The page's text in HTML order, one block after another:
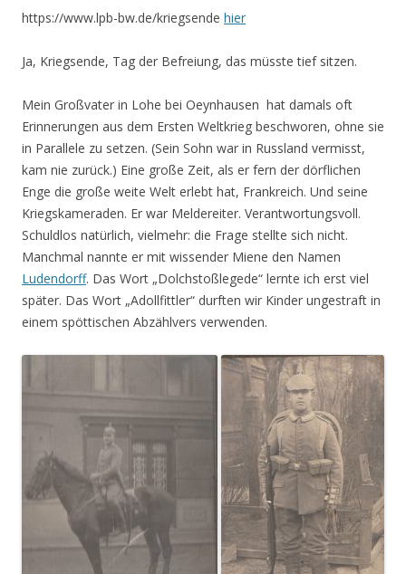
https://www.lpb-bw.de/kriegsende hier
Ja, Kriegsende, Tag der Befreiung, das müsste tief sitzen.
Mein Großvater in Lohe bei Oeynhausen hat damals oft
Erinnerungen aus dem Ersten Weltkrieg beschworen, ohne sie
in Parallele zu setzen. (Sein Sohn war in Russland vermisst,
kam nie zurück.) Eine große Zeit, als er fern der dörflichen
Enge die große weite Welt erlebt hat, Frankreich. Und seine
Kriegskameraden. Er war Meldereiter. Verantwortungsvoll.
Schuldlos natürlich, vielmehr: die Frage stellte sich nicht.
Manchmal nannte er mit wissender Miene den Namen
Ludendorff. Das Wort „Dolchstoßlegede“ lernte ich erst viel
später. Das Wort „Adollfittler“ durften wir Kinder ungestraft in
einem spöttischen Abzählvers verwenden.